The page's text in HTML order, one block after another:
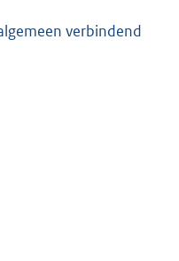
verbindend